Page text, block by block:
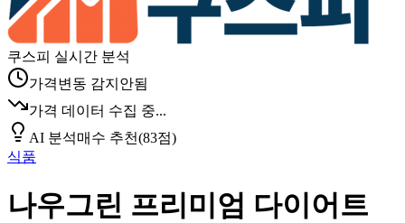
쿠스피 실시간 분석
가격변동 감지안됨
가격 데이터 수집 중...
AI 분석매수 추천(83점)
식품
나우그린 프리미엄 다이어트